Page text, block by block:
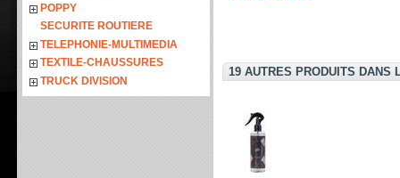
POPPY
SECURITE ROUTIERE
TELEPHONIE-MULTIMEDIA
TEXTILE-CHAUSSURES
TRUCK DIVISION
19 AUTRES PRODUITS DANS